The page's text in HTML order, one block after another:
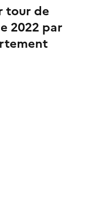
tour de
2022 par